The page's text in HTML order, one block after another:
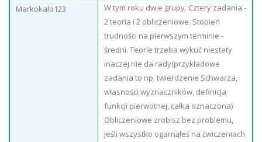
Markokalo123
W tym roku dwie grupy. Cztery zadania -
2 teoria i 2 obliczeniowe. Stopień
trudności na pierwszym terminie -
średni. Teorie trzeba wykuć niestety
inaczej nie da rady(przykładowe
zadania to np. twierdzenie Schwarza,
własności wyznaczników, definicja
funkcji pierwotnej, całka oznaczona)
Obliczeniowe zrobisz bez problemu,
jeśli wszystko ogarnąłeś na ćwiczeniach